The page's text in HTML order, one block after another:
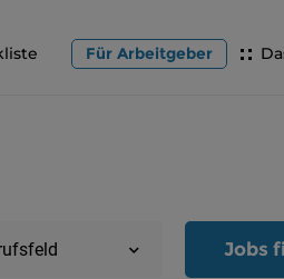
Für Arbeitgeber
Jobs